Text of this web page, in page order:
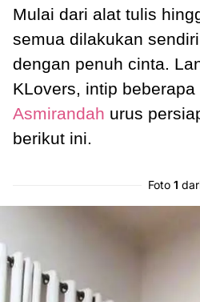
Mulai dari alat tulis
semua dilakukan
dengan penuh cinta.
KLovers, intip beberapa
Asmirandah urus
berikut ini.
Foto 1